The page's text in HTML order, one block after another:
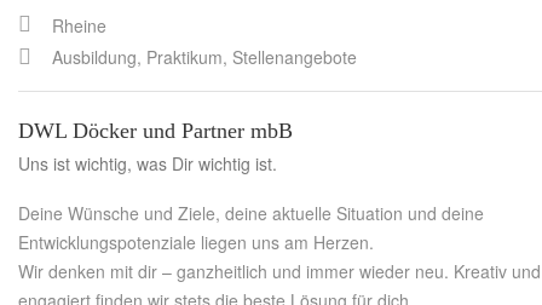
Rheine
Ausbildung, Praktikum, Stellenangebote
DWL Döcker und Partner mbB
Uns ist wichtig, was Dir wichtig ist.
Deine Wünsche und Ziele, deine aktuelle Situation und deine
Entwicklungspotenziale liegen uns am Herzen.
Wir denken mit dir – ganzheitlich und immer wieder neu. Kreativ und
engagiert finden wir stets die beste Lösung für dich.